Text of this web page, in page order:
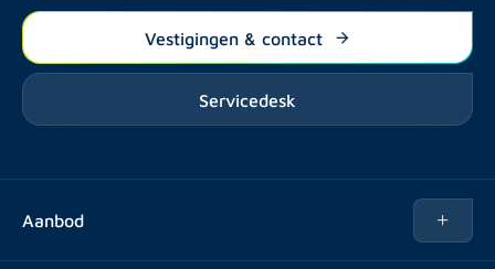
Vestigingen & contact
Servicedesk
Aanbod